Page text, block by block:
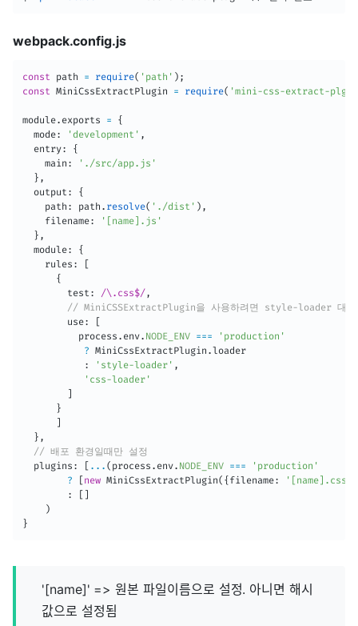
webpack.config.js
const path = require( 'path' ) ;
const MiniCssExtractPlugin = require( 'mini-css-extract-
module. exports =
{
  mode
: 'development' ,
  entry
:
{
    main
:
'./src/app.js'
} ,
  output
:
{
    path
: path . resolve( './dist' ) ,
    filename
:
'[name].js'
} ,
  module
:
{
    rules
:
[
{
        test
: /\.css$/,
// MiniCSSExtractPlugin을 사용하려면 style-loader 대신
        use
:
[
          process
. env. NODE_ENV ===
'production'
? MiniCssExtractPlugin .loader
:
'style-loader' ,
'css-loader'
]
}
]
} ,
// 배포 환경일때만 설정
  plugins
: [ ... ( process . env. NODE_ENV ===
'production'
?
[new MiniCssExtractPlugin( {filename: '[name].css'
:
[ ]
)
}
'[name]' => 원본 파일이름으로 설정. 아니면 해시
값으로 설정됨